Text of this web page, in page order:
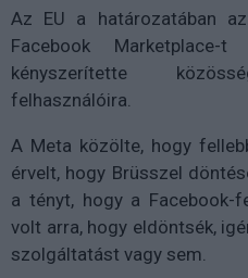
Az EU a határozatában
Facebook Marketplace-t
kényszerítette
felhasználóira.
A Meta közölte, hogy
érvelt, hogy Brüsszel
a tényt, hogy a Facebook-
volt arra, hogy eldöntsék,
szolgáltatást vagy sem.